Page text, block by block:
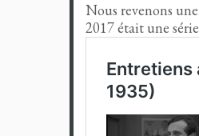
Nous revenons
2017 était une